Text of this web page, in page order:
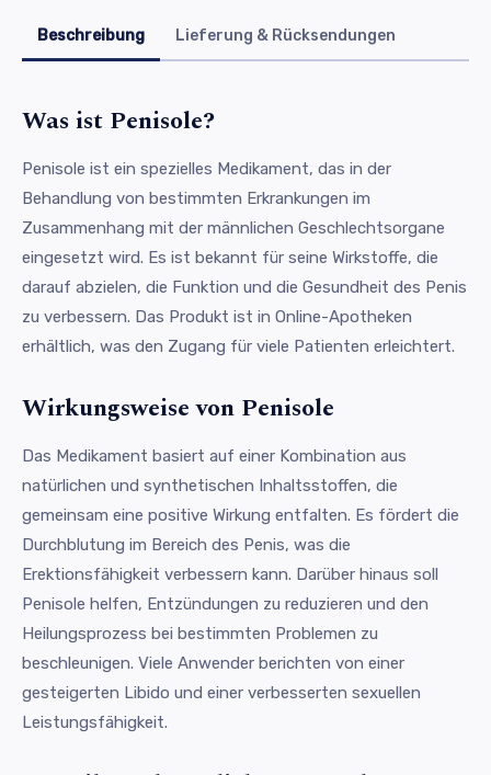
Beschreibung Lieferung & Rücksendungen
Was ist Penisole?
Penisole ist ein spezielles Medikament, das in der
Behandlung von bestimmten Erkrankungen im
Zusammenhang mit der männlichen Geschlechtsorgane
eingesetzt wird. Es ist bekannt für seine Wirkstoffe, die
darauf abzielen, die Funktion und die Gesundheit des Penis
zu verbessern. Das Produkt ist in Online-Apotheken
erhältlich, was den Zugang für viele Patienten erleichtert.
Wirkungsweise von Penisole
Das Medikament basiert auf einer Kombination aus
natürlichen und synthetischen Inhaltsstoffen, die
gemeinsam eine positive Wirkung entfalten. Es fördert die
Durchblutung im Bereich des Penis, was die
Erektionsfähigkeit verbessern kann. Darüber hinaus soll
Penisole helfen, Entzündungen zu reduzieren und den
Heilungsprozess bei bestimmten Problemen zu
beschleunigen. Viele Anwender berichten von einer
gesteigerten Libido und einer verbesserten sexuellen
Leistungsfähigkeit.